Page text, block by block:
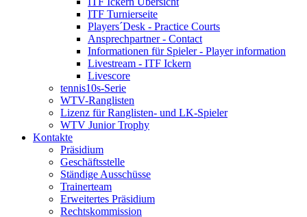
ITF Turnierseite
Players´Desk - Practice Courts
Ansprechpartner - Contact
Informationen für Spieler - Player information
Livestream - ITF Ickern
Livescore
tennis10s-Serie
WTV-Ranglisten
Lizenz für Ranglisten- und LK-Spieler
WTV Junior Trophy
Kontakte
Präsidium
Geschäftsstelle
Ständige Ausschüsse
Trainerteam
Erweitertes Präsidium
Rechtskommission